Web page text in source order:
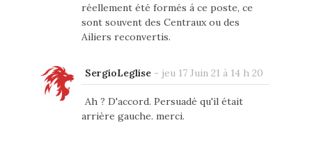
réellement été formés á ce poste, ce
sont souvent des Centraux ou des
Ailiers reconvertis.
SergioLeglise- jeu 17 Juin 21 à 14 h 20
Ah ? D'accord. Persuadé qu'il était
arrière gauche. merci.